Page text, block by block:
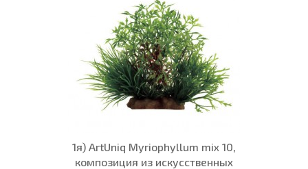
1я) ArtUniq Myriophyllum mix 10,
композиция из искусственных